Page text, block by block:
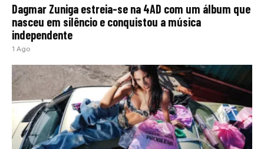
Dagmar Zuniga estreia-se na 4AD com um álbum que
nasceu em silêncio e conquistou a música
independente
1 Ago